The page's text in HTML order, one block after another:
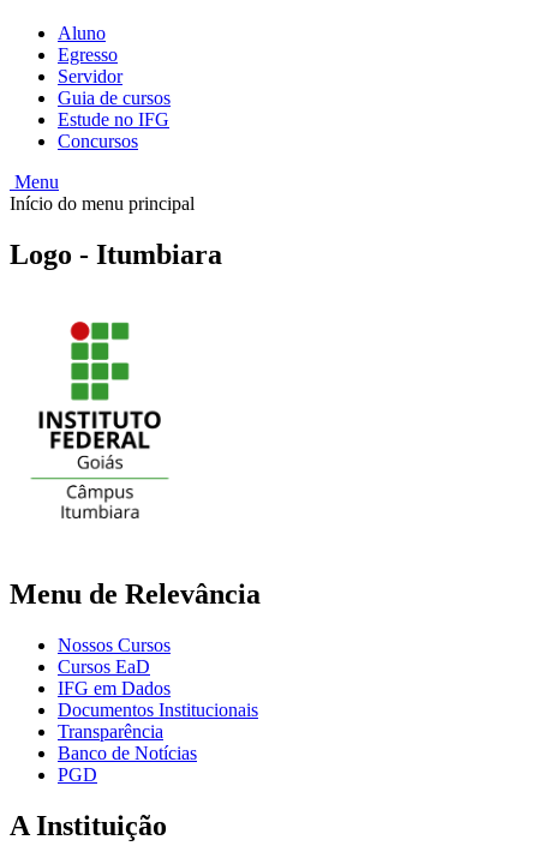
Aluno
Egresso
Servidor
Guia de cursos
Estude no IFG
Concursos
Menu
Início do menu principal
Logo - Itumbiara
Menu de Relevância
Nossos Cursos
Cursos EaD
IFG em Dados
Documentos Institucionais
Transparência
Banco de Notícias
PGD
A Instituição